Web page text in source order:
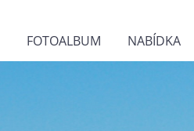
FOTOALBUM NABÍDKA